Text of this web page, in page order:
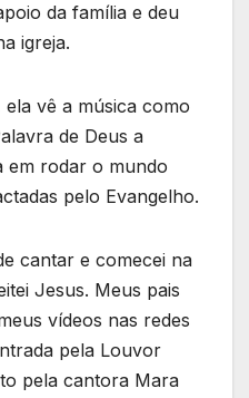
da família e deu
igreja.
vê a música como
de Deus a
em rodar o mundo
pelo Evangelho.
cantar e comecei na
Jesus. Meus pais
vídeos nas redes
pela Louvor
pela cantora Mara